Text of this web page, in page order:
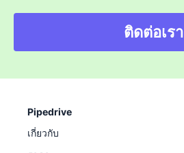
ติดต่อเรา
Pipedrive
เกี่ยวกับ